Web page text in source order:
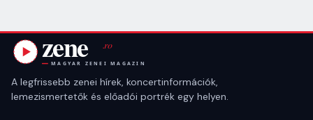
A legfrissebb zenei hírek, koncertinformációk,
lemezismertetők és előadói portrék egy helyen.